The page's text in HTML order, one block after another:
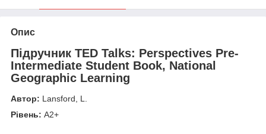
Опис
Підручник TED Talks: Perspectives Pre-
Intermediate Student Book, National
Geographic Learning
Автор: Lansford, L.
Рівень: A2+